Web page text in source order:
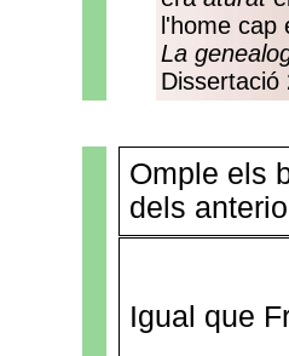
l'home cap
La
Dissertació
Omple els
dels
Igual que